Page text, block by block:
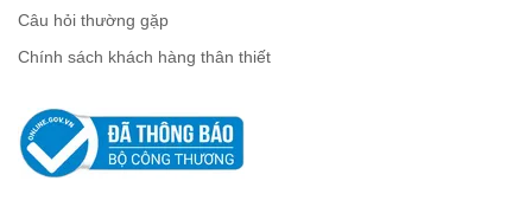
Câu hỏi thường gặp
Chính sách khách hàng thân thiết